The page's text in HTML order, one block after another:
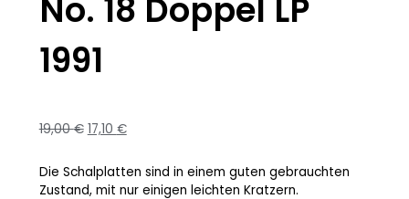
No. 18 Doppel LP
1991
19,00€ 17,10 €
Die Schalplatten sind in einem guten gebrauchten
Zustand, mit nur einigen leichten Kratzern.